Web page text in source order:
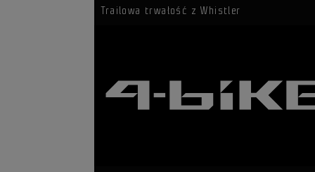
Trailowa trwałość z Whistler